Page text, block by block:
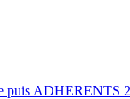
ADHERENTS